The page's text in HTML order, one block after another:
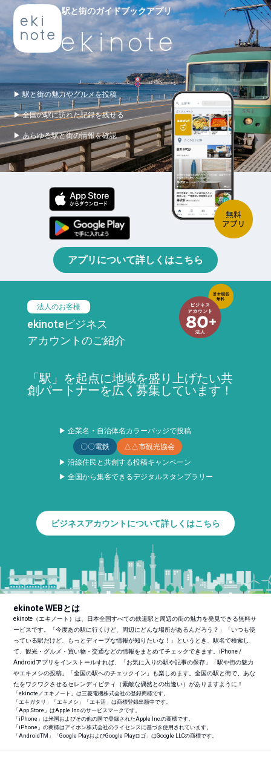
駅と街のガイドブックアプリ
▶ 駅と街の魅力やグルメを投稿
▶ 全国の駅に訪れた記録を残せる
▶ あらゆる駅と街の情報を確認
アプリについて詳しくはこちら
法人のお客様
ekinoteビジネス
アカウントのご紹介
「駅」を起点に地域を盛り上げたい共
創パートナーを広く募集しています！
▶ 企業名・自治体名カラーバッジで投稿
〇〇電鉄
△△市観光協会
▶ 沿線住民と共創する投稿キャンペーン
▶ 全国から集客できるデジタルスタンプラリー
ビジネスアカウントについて詳しくはこちら
ekinote WEBとは
ekinote（エキノート）は、日本全国すべての鉄道駅と周辺の街の魅力を発見できる無料サ
ービスです。「今度あの駅に行くけど、周辺にどんな場所があるんだろう？」「いつも使
っている駅だけど、もっとディープな情報が知りたいな！」というとき、駅名で検索し
て、観光・グルメ・買い物・交通などの情報をまとめてチェックできます。iPhone /
Androidアプリをインストールすれば、「お気に入りの駅や記事の保存」「駅や街の魅力
やエキメシの投稿」「全国の駅へのチェックイン」も楽しめます。全国の駅と街で、あな
たをワクワクさせるセレンディピティ（素敵な偶然との出逢い）がありますように！
「ekinote／エキノート」は三菱電機株式会社の登録商標です。
「エキガタリ」「エキメシ」「エキ活」は商標登録出願中です。
「App Store」はApple Inc.のサービスマークです。
「iPhone」は米国およびその他の国で登録されたApple Inc.の商標です。
「iPhone」の商標はアイホン株式会社のライセンスに基づき使用されています。
「AndroidTM 」「Google PlayおよびGoogle Playロゴ」はGoogle LLCの商標です。